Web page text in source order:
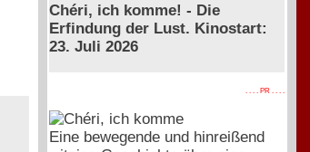
Chéri, ich komme! - Die
Erfindung der Lust. Kinostart:
23. Juli 2026
. . . . PR . . . .
Eine bewegende und hinreißend